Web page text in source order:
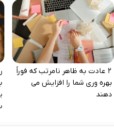
۲ عادت به‌ ظاهر نامرتب که فوراً
بهره‌ وری شما را افزایش می‌
دهند